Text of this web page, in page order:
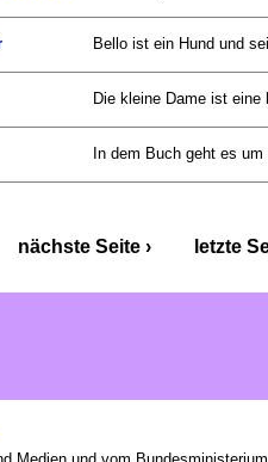
Bello ist ein Hund und
Die kleine Dame ist
In dem Buch geht es
nächste Seite › letzte